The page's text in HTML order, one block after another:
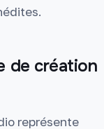
de création
représente